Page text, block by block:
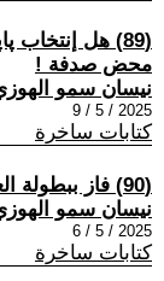
(89) هل إنتخاب
محض صدفة !
نيسان سمو
2025 / 5 / 9
كتابات ساخرة
(90) فاز ببطولة العالم ولم يقل مرة واحدة الحمدلله !
نيسان سمو
2025 / 5 / 6
كتابات ساخرة